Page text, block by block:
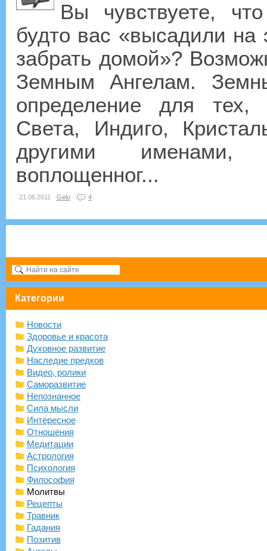
Вы чувствуете,
будто вас «высадили на
забрать домой»?
Земным Ангелам.
определение для тех,
Света, Индиго,
другими именами,
воплощенног...
21.06.2011 Gelo 4
Категории
Новости
Здоровье и красота
Духовное развитие
Наследие предков
Видео, ролики
Саморазвитие
Непознанное
Сила мысли
Интересное
Отношения
Медитации
Астрология
Психология
Философия
Молитвы
Рецепты
Травник
Гадания
Позитив